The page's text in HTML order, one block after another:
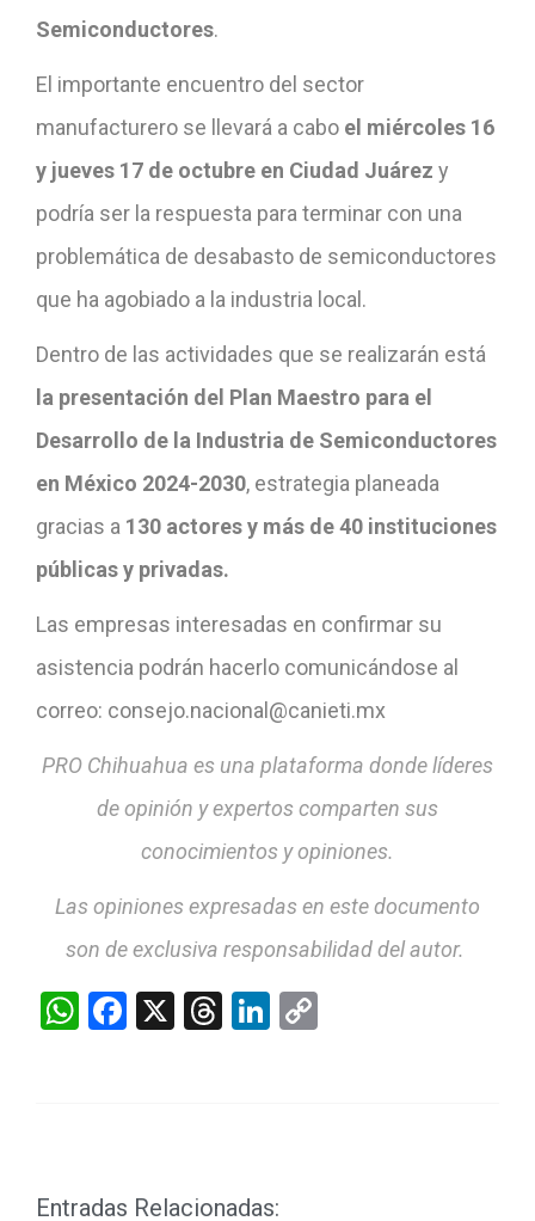
Semiconductores.
El importante encuentro del sector
manufacturero se llevará a cabo el miércoles 16
y jueves 17 de octubre en Ciudad Juárez y
podría ser la respuesta para terminar con una
problemática de desabasto de semiconductores
que ha agobiado a la industria local.
Dentro de las actividades que se realizarán está
la presentación del Plan Maestro para el
Desarrollo de la Industria de Semiconductores
en México 2024-2030, estrategia planeada
gracias a 130 actores y más de 40 instituciones
públicas y privadas.
Las empresas interesadas en confirmar su
asistencia podrán hacerlo comunicándose al
correo: consejo.nacional@canieti.mx
PRO Chihuahua es una plataforma donde líderes
de opinión y expertos comparten sus
conocimientos y opiniones.
Las opiniones expresadas en este documento
son de exclusiva responsabilidad del autor.
WhatsApp
Facebook
X Threads
LinkedIn
Entradas Relacionadas: